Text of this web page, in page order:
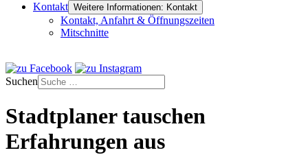
Kontakt Weitere Informationen: Kontakt
Kontakt, Anfahrt & Öffnungszeiten
Mitschnitte
Suchen
Stadtplaner tauschen
Erfahrungen aus